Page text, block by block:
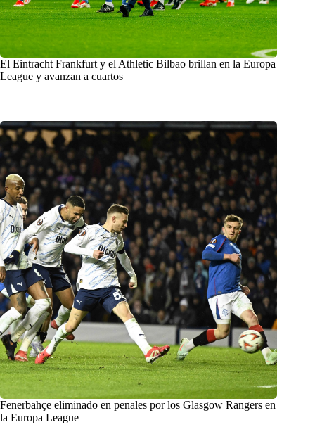
El Eintracht Frankfurt y el Athletic Bilbao brillan en la Europa
League y avanzan a cuartos
Fenerbahçe eliminado en penales por los Glasgow Rangers en
la Europa League